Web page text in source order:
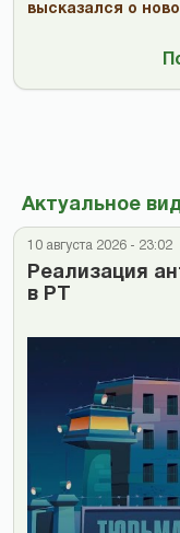
высказался о
Актуальное
10 августа 2026 - 23:02
Реализация
в РТ